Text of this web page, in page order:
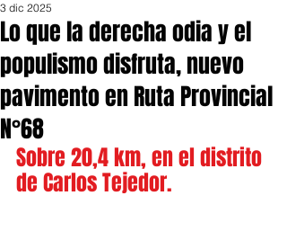
Lo que la derecha odia y el
populismo disfruta, nuevo
pavimento en Ruta Provincial
N°68
3 dic 2025
Sobre 20,4 km, en el distrito
de Carlos Tejedor.